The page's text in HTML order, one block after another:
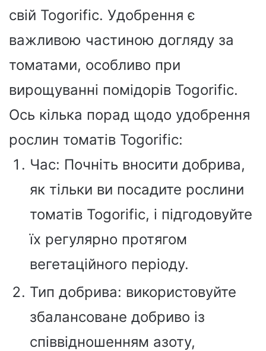
свій Togorific. Удобрення є
важливою частиною догляду за
томатами, особливо при
вирощуванні помідорів Togorific.
Ось кілька порад щодо удобрення
рослин томатів Togorific:
Час: Почніть вносити добрива,
як тільки ви посадите рослини
томатів Togorific, і підгодовуйте
їх регулярно протягом
вегетаційного періоду.
Тип добрива: використовуйте
збалансоване добриво із
співвідношенням азоту,